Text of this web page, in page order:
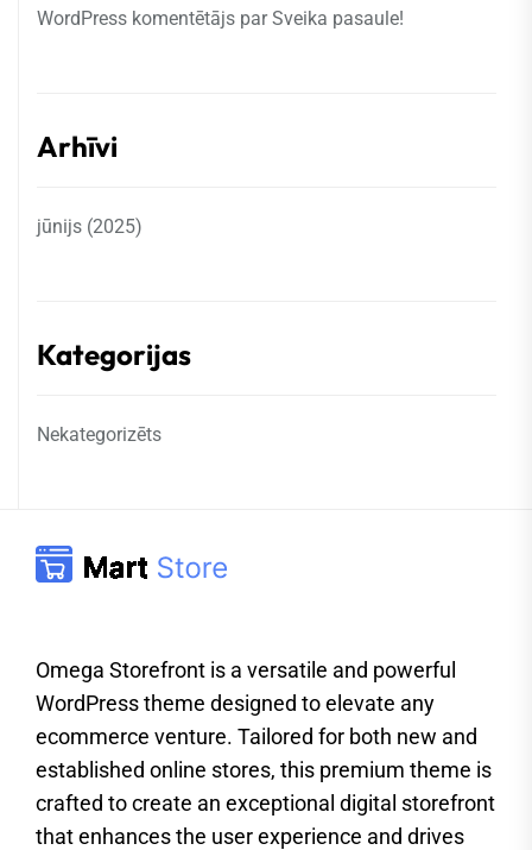
WordPress komentētājs parSveika pasaule!
Arhīvi
jūnijs (2025)
Kategorijas
Nekategorizēts
Omega Storefront is a versatile and powerful
WordPress theme designed to elevate any
ecommerce venture. Tailored for both new and
established online stores, this premium theme is
crafted to create an exceptional digital storefront
that enhances the user experience and drives